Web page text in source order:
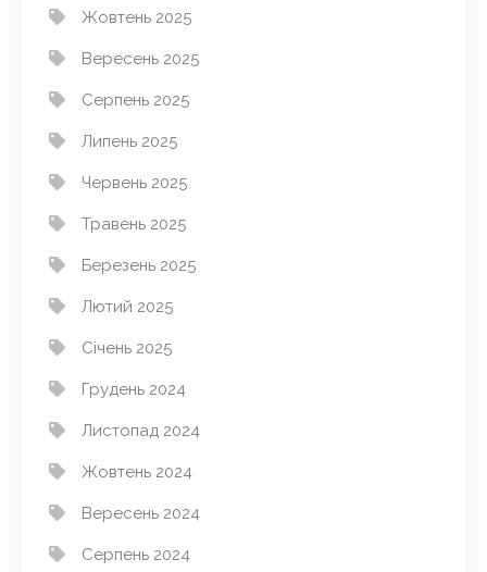
Жовтень 2025
Вересень 2025
Серпень 2025
Липень 2025
Червень 2025
Травень 2025
Березень 2025
Лютий 2025
Січень 2025
Грудень 2024
Листопад 2024
Жовтень 2024
Вересень 2024
Серпень 2024